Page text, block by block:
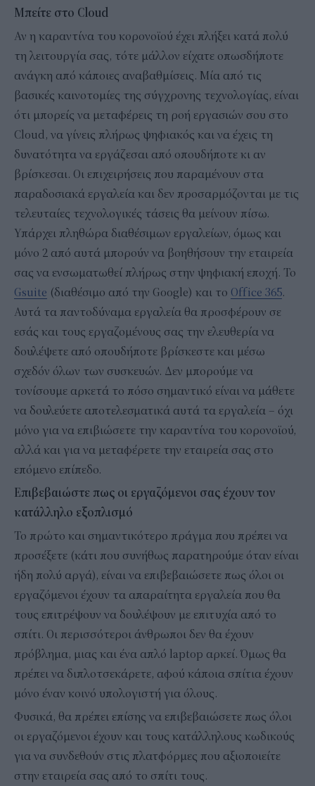
Μπείτε στο Cloud
Αν η καραντίνα του κορονοϊού έχει πλήξει κατά πολύ
τη λειτουργία σας, τότε μάλλον είχατε οπωσδήποτε
ανάγκη από κάποιες αναβαθμίσεις. Μία από τις
βασικές καινοτομίες της σύγχρονης τεχνολογίας, είναι
ότι μπορείς να μεταφέρεις τη ροή εργασιών σου στο
Cloud, να γίνεις πλήρως ψηφιακός και να έχεις τη
δυνατότητα να εργάζεσαι από οπουδήποτε κι αν
βρίσκεσαι. Οι επιχειρήσεις που παραμένουν στα
παραδοσιακά εργαλεία και δεν προσαρμόζονται με τις
τελευταίες τεχνολογικές τάσεις θα μείνουν πίσω.
Υπάρχει πληθώρα διαθέσιμων εργαλείων, όμως και
μόνο 2 από αυτά μπορούν να βοηθήσουν την εταιρεία
σας να ενσωματωθεί πλήρως στην ψηφιακή εποχή. Το
Gsuite (διαθέσιμο από την Google) και το Office 365.
Αυτά τα παντοδύναμα εργαλεία θα προσφέρουν σε
εσάς και τους εργαζομένους σας την ελευθερία να
δουλέψετε από οπουδήποτε βρίσκεστε και μέσω
σχεδόν όλων των συσκευών. Δεν μπορούμε να
τονίσουμε αρκετά το πόσο σημαντικό είναι να μάθετε
να δουλεύετε αποτελεσματικά αυτά τα εργαλεία – όχι
μόνο για να επιβιώσετε την καραντίνα του κορονοϊού,
αλλά και για να μεταφέρετε την εταιρεία σας στο
επόμενο επίπεδο.
Επιβεβαιώστε πως οι εργαζόμενοι σας έχουν τον
κατάλληλο εξοπλισμό
Το πρώτο και σημαντικότερο πράγμα που πρέπει να
προσέξετε (κάτι που συνήθως παρατηρούμε όταν είναι
ήδη πολύ αργά), είναι να επιβεβαιώσετε πως όλοι οι
εργαζόμενοι έχουν τα απαραίτητα εργαλεία που θα
τους επιτρέψουν να δουλέψουν με επιτυχία από το
σπίτι. Οι περισσότεροι άνθρωποι δεν θα έχουν
πρόβλημα, μιας και ένα απλό laptop αρκεί. Όμως θα
πρέπει να διπλοτσεκάρετε, αφού κάποια σπίτια έχουν
μόνο έναν κοινό υπολογιστή για όλους.
Φυσικά, θα πρέπει επίσης να επιβεβαιώσετε πως όλοι
οι εργαζόμενοι έχουν και τους κατάλληλους κωδικούς
για να συνδεθούν στις πλατφόρμες που αξιοποιείτε
στην εταιρεία σας από το σπίτι τους.